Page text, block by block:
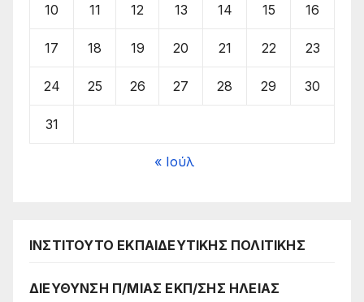
10 11 12 13 14 15 16
17 18 19 20 21 22 23
24 25 26 27 28 29 30
31
« Ιούλ
ΙΝΣΤΙΤΟΥΤΟ ΕΚΠΑΙΔΕΥΤΙΚΗΣ ΠΟΛΙΤΙΚΗΣ
ΔΙΕΥΘΥΝΣΗ Π/ΜΙΑΣ ΕΚΠ/ΣΗΣ ΗΛΕΙΑΣ